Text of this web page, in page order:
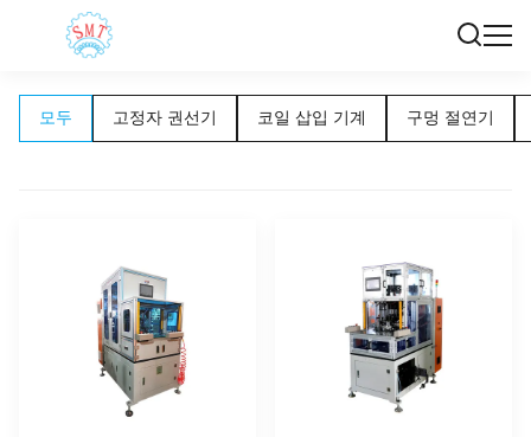
모두 고정자 권선기 코일 삽입 기계 구멍 절연기